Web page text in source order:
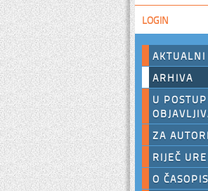
LOGIN
AKTUALNI
ARHIVA
U
ZA
RIJEČ
O